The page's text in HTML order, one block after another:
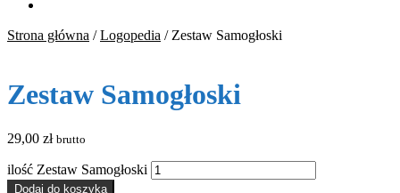
Strona główna /Logopedia / Zestaw Samogłoski
Zestaw Samogłoski
29,00 zł brutto
ilość Zestaw Samogłoski
Dodaj do koszyka